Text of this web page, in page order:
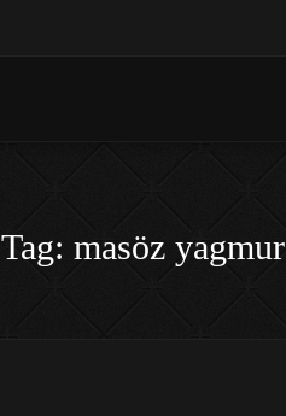
Tag: masöz yagmur